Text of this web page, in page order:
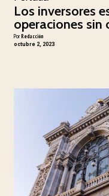
Los inversores
operaciones
PorRedacción
octubre 2, 2023